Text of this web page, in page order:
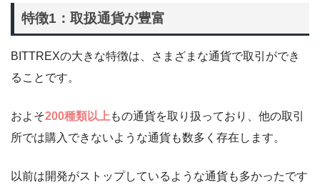
特徴1：取扱通貨が豊富
BITTREXの大きな特徴は、さまざまな通貨で取引ができ
ることです。
およそ200種類以上 もの通貨を取り扱っており、他の取引
所では購入できないような通貨も数多く存在します。
以前は開発がストップしているような通貨も多かったです